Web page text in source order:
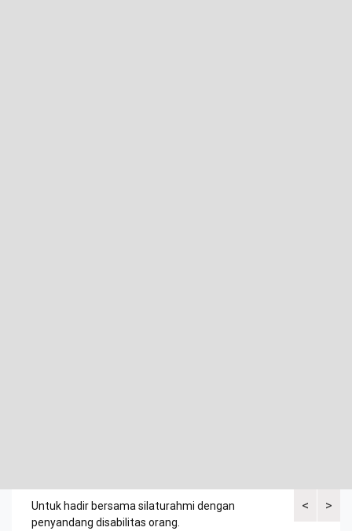
<
Untuk hadir bersama silaturahmi dengan
penyandang disabilitas orang.
Bupati>